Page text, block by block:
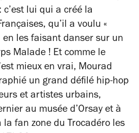
: c’est lui qui a créé la
qu’il a voulu «
en les faisant danser sur un
Malade ! Et comme le
mieux en vrai, Mourad
un grand défilé hip-hop
et artistes urbains,
au musée d’Orsay et à
fan zone du Trocadéro les